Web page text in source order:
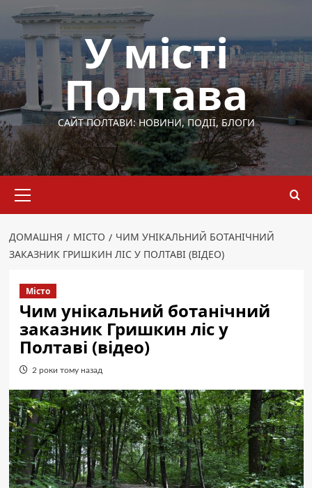
Перейти
вмісту
У місті
Полтава
САЙТ ПОЛТАВИ: НОВИНИ, ПОДІЇ, БЛОГИ
меню
ДОМАШНЯ МІСТО
ЧИМ УНІКАЛЬНИЙ БОТАНІЧНИЙ
ЗАКАЗНИК ГРИШКИН ЛІС У ПОЛТАВІ (ВІДЕО)
Місто
Чим унікальний ботанічний
заказник Гришкин ліс у
Полтаві (відео)
2 роки тому назад